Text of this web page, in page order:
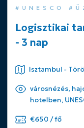
#UNESCO
Logisztikai
- 3 nap
Isztambul -
városnézés,
hotelben,
€650 / fő